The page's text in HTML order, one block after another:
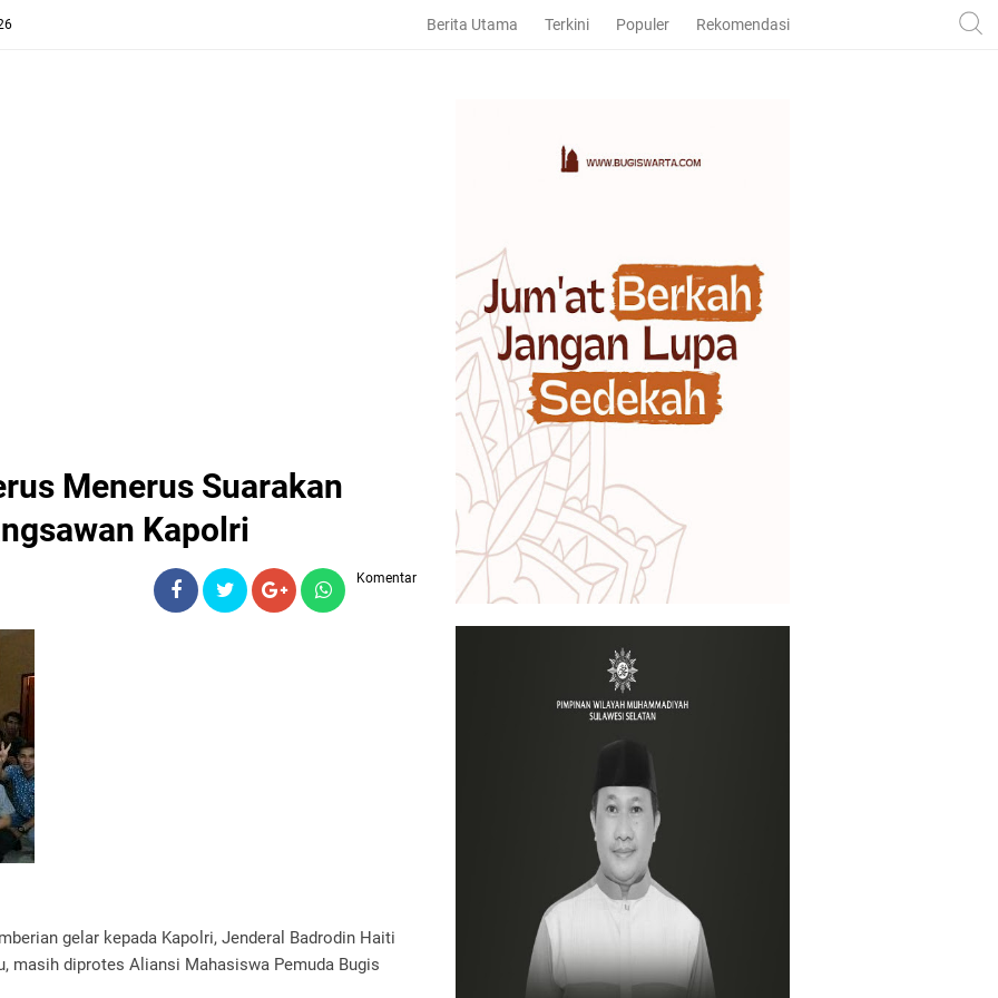
Berita Utama Terkini Populer Rekomendasi
Menerus Suarakan
Kapolri
Komentar
gelar kepada Kapolri, Jenderal Badrodin Haiti
masih diprotes Aliansi Mahasiswa Pemuda Bugis